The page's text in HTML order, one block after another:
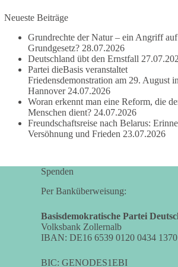
wir stehen und warum es sich lohnt, dieBasis
wählen.
Mehr Infos:https://diebasis-st.de/
#dieBasis #Landtagswahl #SachsenAnhalt
#DeineStimmezählt #jetztunterstützen
6 14 Auf Facebook ansehen
1 Tag zuvor
🔎 Über 100-mal keine Antwort.
Anthony Fauci, Immunologe und Berater des
ehemaligen US-Präsidenten, hat bei einer
Anhörung des US-Senats auf mehr als 100
Neueste Beiträge
Grundrechte der Natur – ein Angriff auf
Grundgesetz? 28.07.2026
Deutschland übt den Ernstfall
Partei dieBasis veranstaltet
Friedensdemonstration am 29. August in
Hannover 24.07.2026
Woran erkennt man eine Reform, die
Menschen dient? 24.07.2026
Freundschaftsreise nach Belarus:
Versöhnung und Frieden 23.07.2026
Spenden
Per Banküberweisung:
Basisdemokratische Partei
Volksbank Zollernalb
IBAN: DE16 6539 0120 0434
BIC: GENODES1EBI